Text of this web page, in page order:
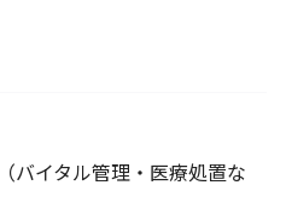
バイタル管理・医療処置な